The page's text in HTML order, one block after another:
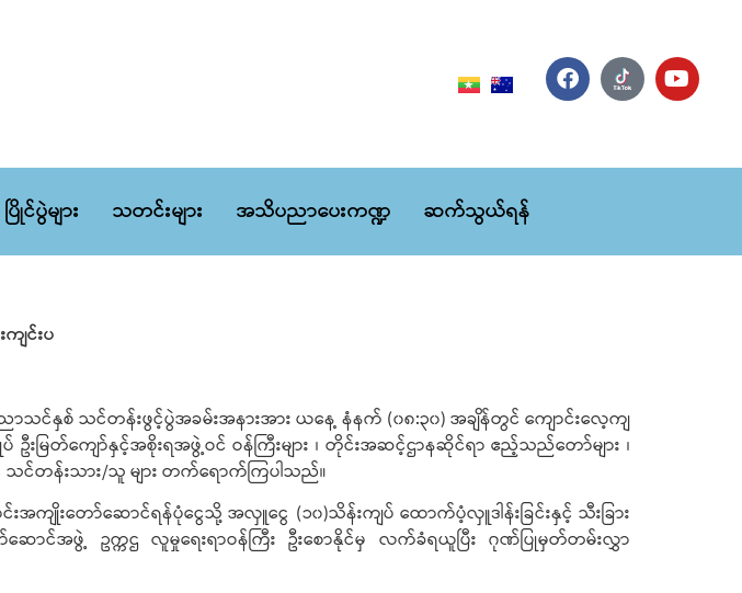
ပြိုင်ပွဲများ သတင်းများ အသိပညာပေးကဏ္ဍ ဆက်သွယ်ရန်
ျင်းပ
ာသင်နှစ် သင်တန်းဖွင့်ပွဲအခမ်းအနားအား ယနေ့ နံနက် (၀၈:၃၀) အချိန်တွင် ကျောင်းလေ့ကျ
ဦးမြတ်ကျော်နှင့်အစိုးရအဖွဲ့ဝင် ဝန်ကြီးများ ၊ တိုင်းအဆင့်ဌာနဆိုင်ရာ ဧည့်သည်တော်များ ၊
င့် သင်တန်းသား/သူ များ တက်ရောက်ကြပါသည်။
းအကျိုးတော်ဆောင်ရန်ပုံငွေသို့ အလှူငွေ (၁၀)သိန်းကျပ် ထောက်ပံ့လှူဒါန်းခြင်းနှင့် သီးခြား
ဆောင်အဖွဲ့ ဥက္ကဌ လူမှုရေးရာဝန်ကြီး ဦးစောနိုင်မှ လက်ခံရယူပြီး ဂုဏ်ပြုမှတ်တမ်းလွှာ